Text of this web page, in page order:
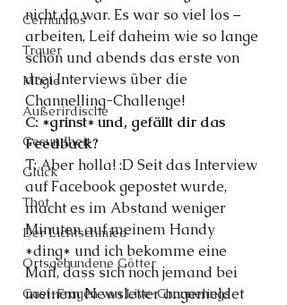
Cernunnos
Trauer
Magie
Außerirdische
Gesundheit
Glück
Thot
Der Lichtschmied
Ortsgebundene Götter
Gast-Fragen von Live-Channelings
nicht da war. Es war so viel los –
arbeiten, Leif daheim wie so lange
schon und abends das erste von
drei Interviews über die
Channelling-Challenge!
C: *grinst* und, gefällt dir das
Feedback?
T: Aber holla! :D Seit das Interview
auf Facebook gepostet wurde,
macht es im Abstand weniger
Minuten auf meinem Handy
*ding* und ich bekomme eine
Mail, dass sich noch jemand bei
meinem Newsletter angemeldet